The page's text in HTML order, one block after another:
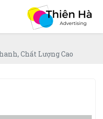
Chất Lượng Cao